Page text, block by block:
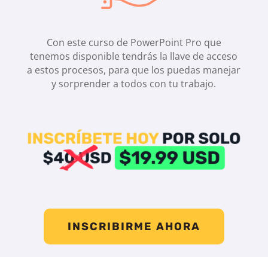
Con este curso de PowerPoint Pro que
tenemos disponible tendrás la llave de acceso
a estos procesos, para que los puedas manejar
y sorprender a todos con tu trabajo.
INSCRIBIRME AHORA